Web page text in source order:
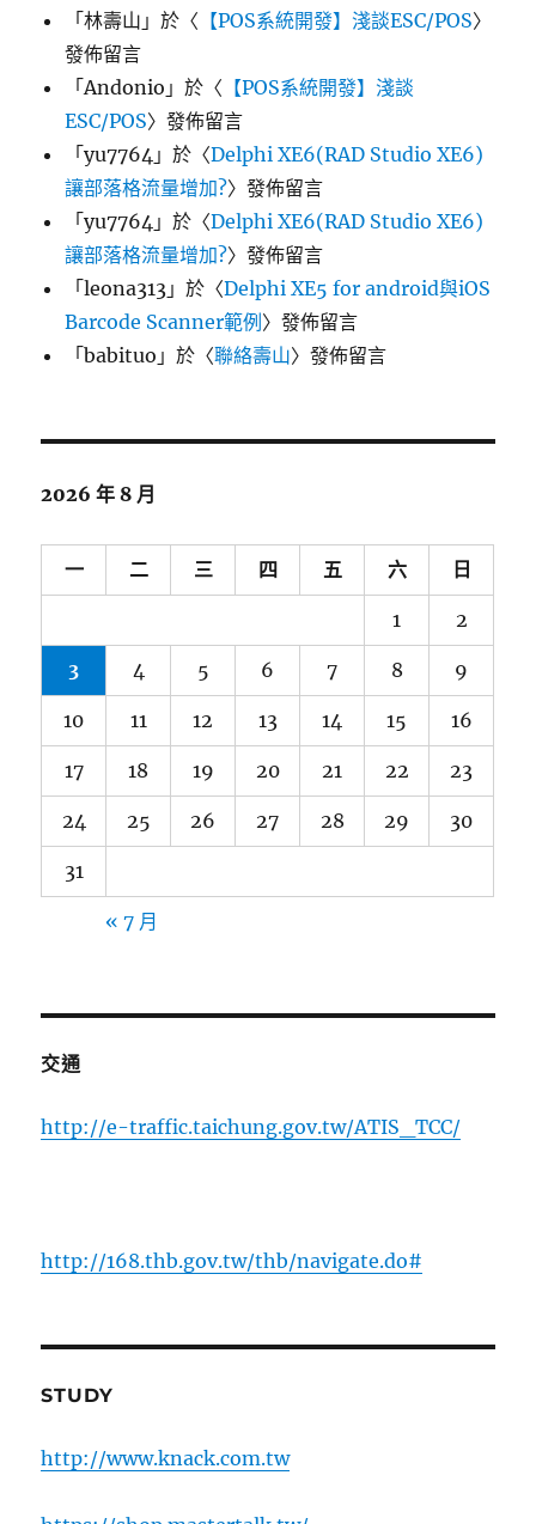
「林壽山 」於〈 【POS系統開發】淺談ESC/POS〉
發佈留言
「Andonio 」於〈 【POS系統開發】淺談
ESC/POS〉發佈留言
「yu7764 」於〈Delphi XE6(RAD Studio XE6)
讓部落格流量增加?〉發佈留言
「yu7764 」於〈Delphi XE6(RAD Studio XE6)
讓部落格流量增加?〉發佈留言
「leona313 」於〈Delphi XE5 for android與iOS
Barcode Scanner範例〉發佈留言
「babituo 」於〈聯絡壽山〉發佈留言
2026 年 8 月
一 二 三 四 五 六 日
1 2
3 4 5 6 7 8 9
10 11 12 13 14 15 16
17 18 19 20 21 22 23
24 25 26 27 28 29 30
31
« 7 月
交通
http://e-traffic.taichung.gov.tw/ATIS_TCC/
http://168.thb.gov.tw/thb/navigate.do#
STUDY
http://www.knack.com.tw